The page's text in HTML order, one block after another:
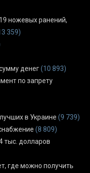
ножевых ранений,
359)
денег(10 893)
по запрету
в Украине (9 739)
(8 809)
тыс. долларов
где можно получить